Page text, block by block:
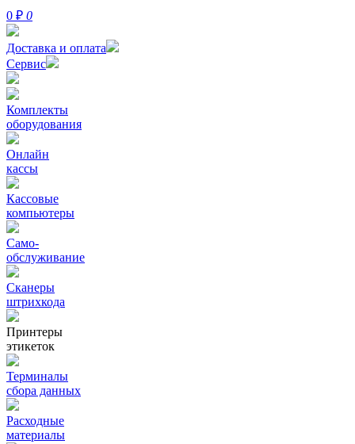
0 ₽ 0
Доставка и оплата
Сервис
Комплекты
оборудования
Онлайн
кассы
Кассовые
компьютеры
Само-
обслуживание
Сканеры
штрихкода
Принтеры
этикеток
Терминалы
сбора данных
Расходные
материалы